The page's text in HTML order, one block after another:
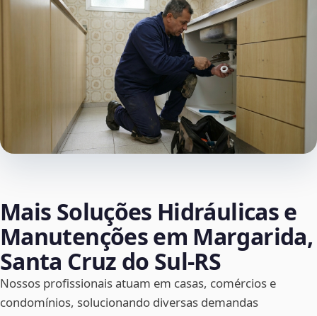
Mais Soluções Hidráulicas e
Manutenções em Margarida,
Santa Cruz do Sul‑RS
Nossos profissionais atuam em casas, comércios e
condomínios, solucionando diversas demandas